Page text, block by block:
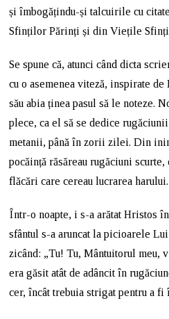
și îmbogățindu-și talcuirile cu
Sfinților Părinți și din Viețile
Se spune că, atunci când dicta
cu o asemenea viteză, inspirate de
său abia ținea pasul să le noteze.
plece, ca el să se dedice
metanii, până în zorii zilei. Din
pocăință răsăreau rugăciuni
flăcări care cereau lucrarea harului.
Într-o noapte, i s-a arătat Hristos
sfântul s-a aruncat la picioarele
zicând: „Tu! Tu, Mântuitorul meu,
era găsit atât de adâncit în
cer, încât trebuia strigat pentru a fi